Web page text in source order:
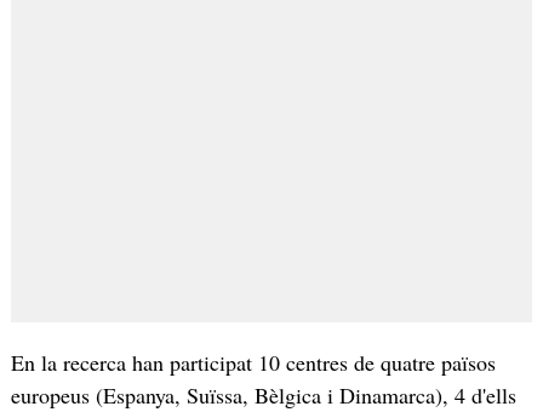
En la recerca han participat 10 centres de quatre països
europeus (Espanya, Suïssa, Bèlgica i Dinamarca), 4 d'ells